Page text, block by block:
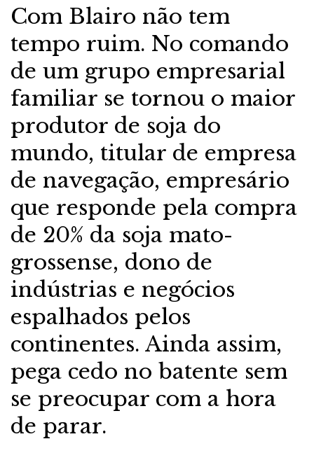
Com Blairo não tem
tempo ruim. No comando
de um grupo empresarial
familiar se tornou o maior
produtor de soja do
mundo, titular de empresa
de navegação, empresário
que responde pela compra
de 20% da soja mato-
grossense, dono de
indústrias e negócios
espalhados pelos
continentes. Ainda assim,
pega cedo no batente sem
se preocupar com a hora
de parar.